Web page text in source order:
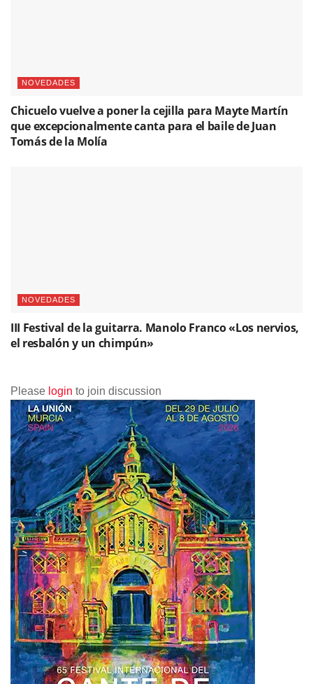
NOVEDADES
Chicuelo vuelve a poner la cejilla para Mayte Martín
que excepcionalmente canta para el baile de Juan
Tomás de la Molía
NOVEDADES
III Festival de la guitarra. Manolo Franco «Los nervios,
el resbalón y un chimpún»
Please login to join discussion